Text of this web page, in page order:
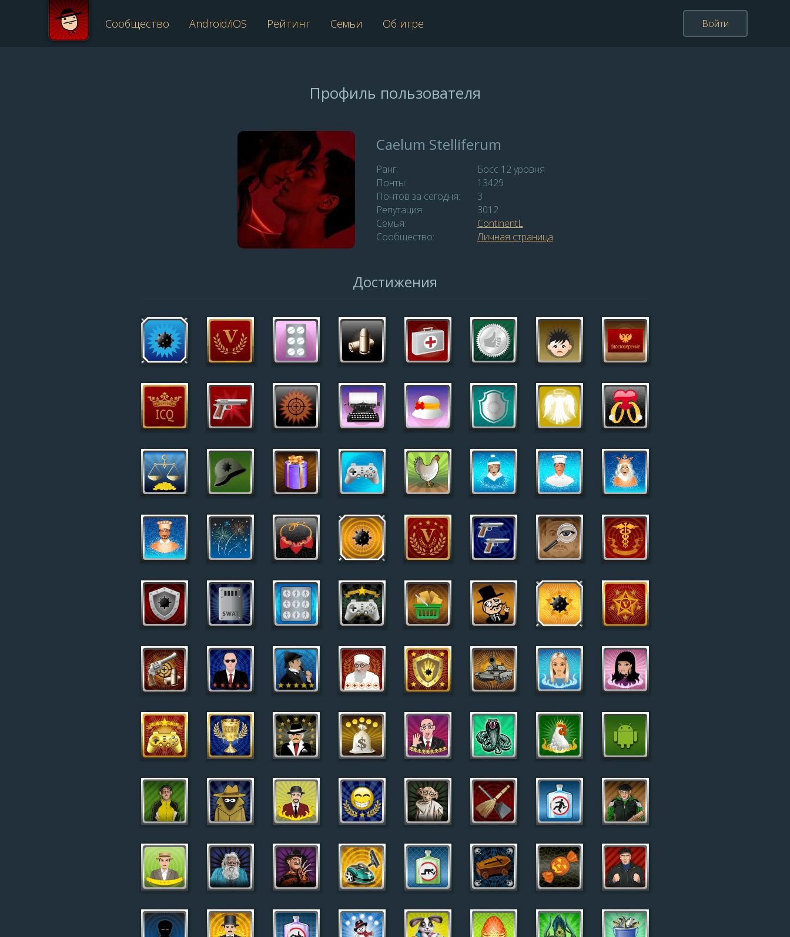
Сообщество Android/iOS Рейтинг Семьи Об игре Войти
Профиль пользователя
Caelum Stelliferum
Ранг:
Босс 12 уровня
Понты:
13429
Понтов за сегодня:
3
Репутация:
3012
Семья:
ContinentL
Сообщество:
Личная страница
Достижения